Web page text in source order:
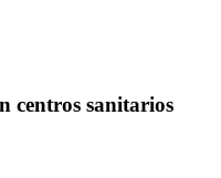
centros sanitarios